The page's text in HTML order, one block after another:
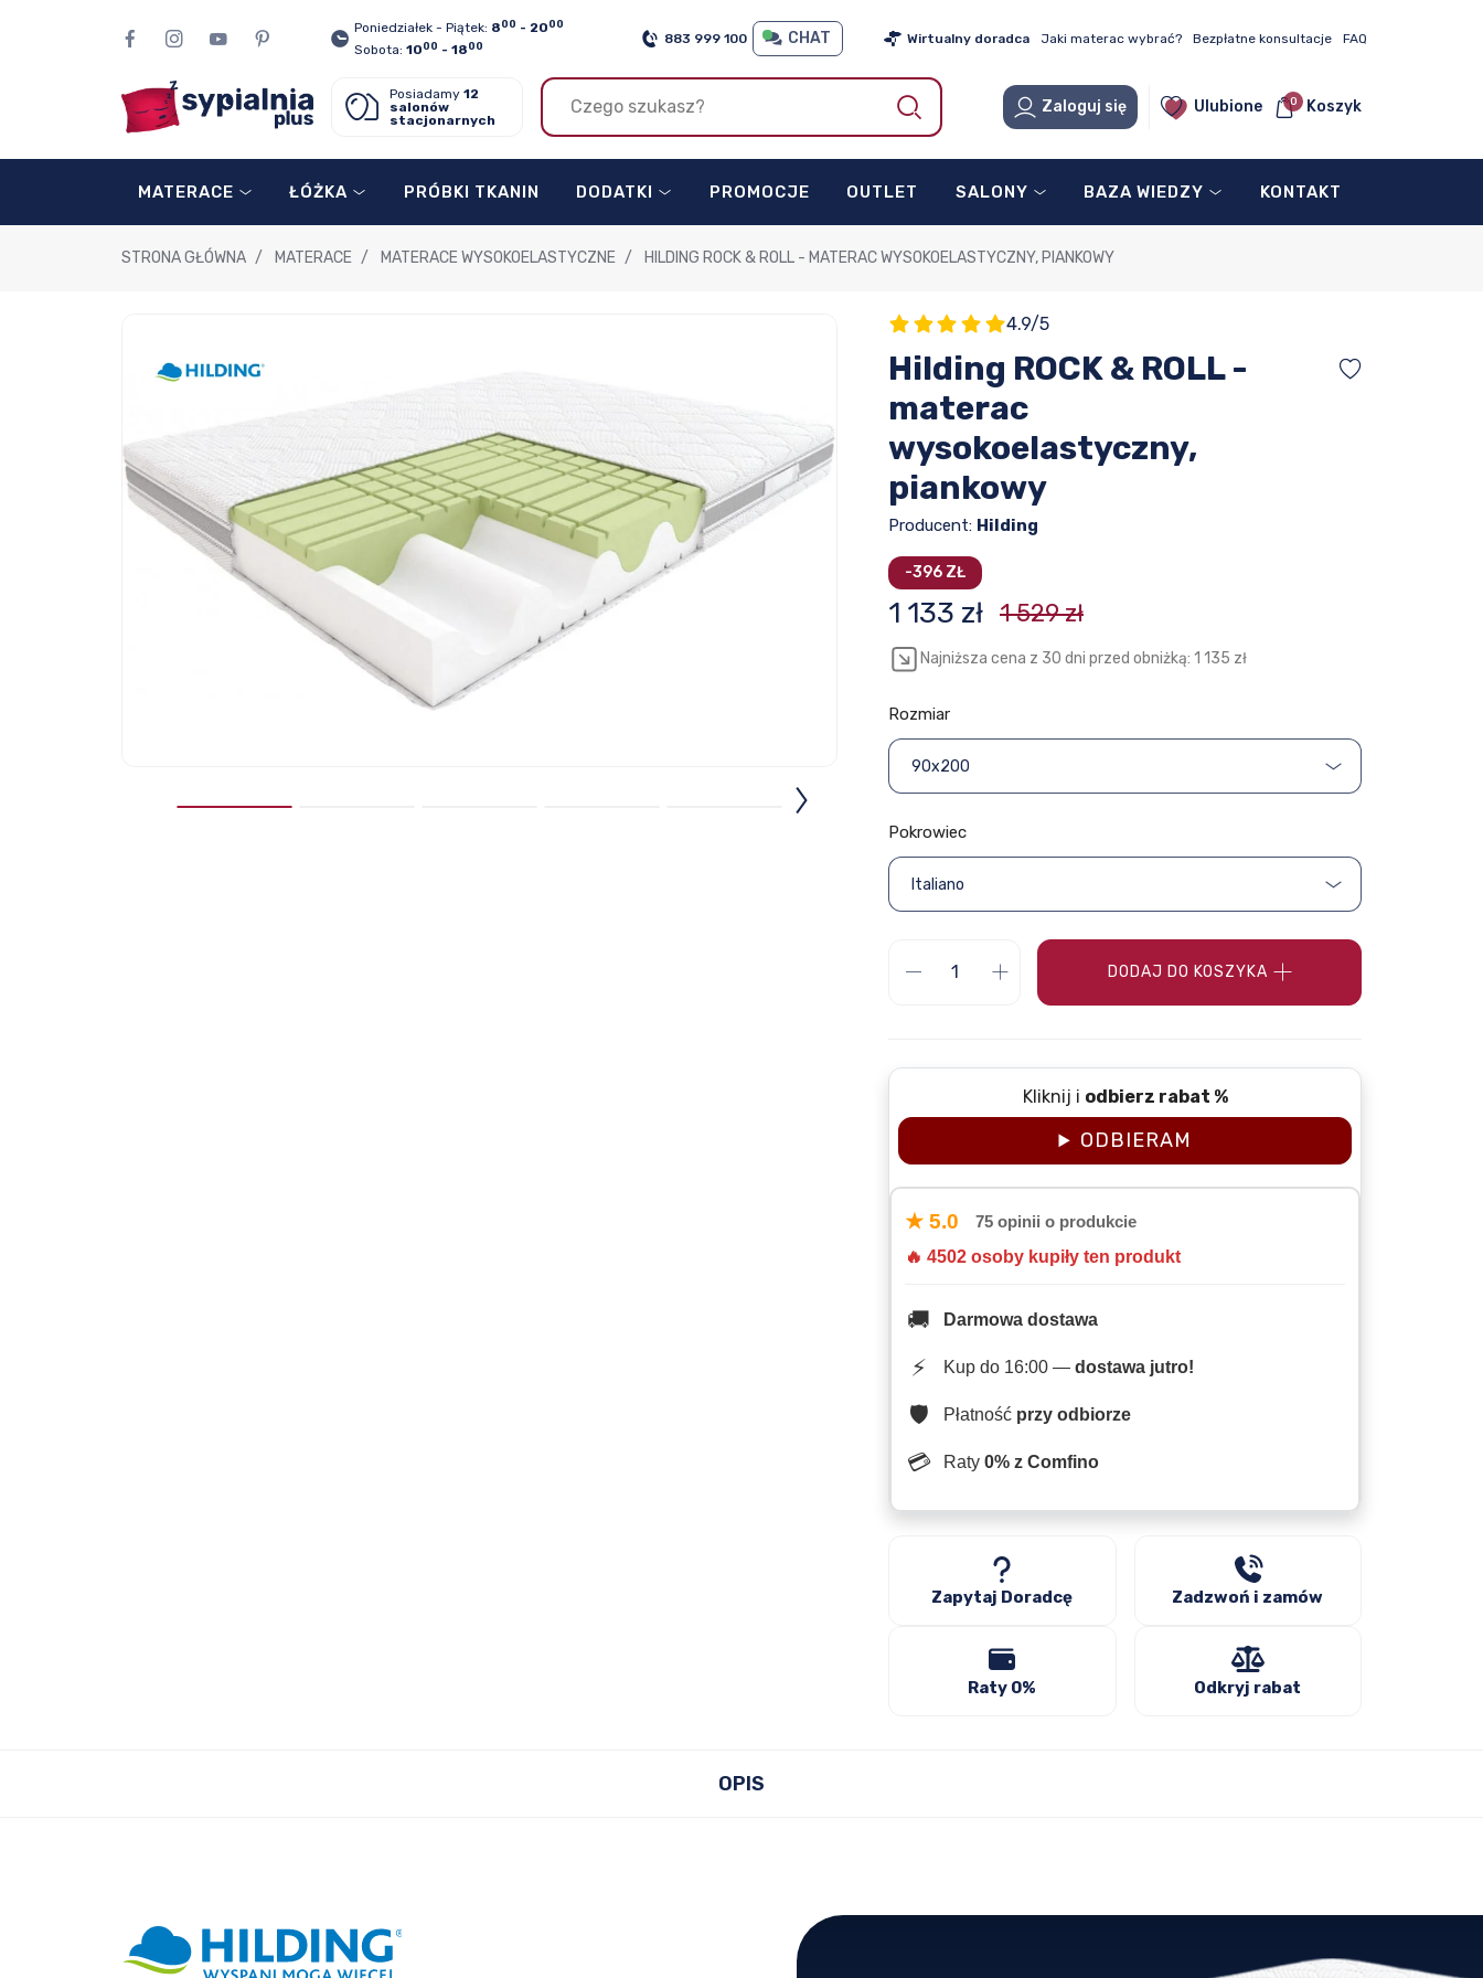
Poniedziałek - Piątek: 8 00 - 20 00
Sobota: 10 00 - 18 00 883 999 100 CHAT Wirtualny doradca Jaki materac wybrać? Bezpłatne konsultacje FAQ
Posiadamy 12
salonów
stacjonarnych
Zaloguj się Ulubione Koszyk
0
MATERACE ŁÓŻKA PRÓBKI TKANIN DODATKI PROMOCJE OUTLET SALONY BAZA WIEDZY KONTAKT
STRONA GŁÓWNA / MATERACE / MATERACE WYSOKOELASTYCZNE / HILDING ROCK & ROLL - MATERAC WYSOKOELASTYCZNY, PIANKOWY
4.9/5
Hilding ROCK & ROLL -
materac
wysokoelastyczny,
piankowy
Producent: Hilding
-396 ZŁ
1 133 zł 1 529 zł
Najniższa cena z 30 dni przed obniżką: 1 135 zł
Rozmiar
90x200
Pokrowiec
Italiano
DODAJ DO KOSZYKA
Kliknij i odbierz rabat %
ODBIERAM
★ 5.0
75 opinii o produkcie
🔥 4502 osoby kupiły ten produkt
🚚 Darmowa dostawa
⚡ Kup do 16:00 — dostawa jutro!
🛡️ Płatność przy odbiorze
💳 Raty 0% z Comfino
Zapytaj Doradcę Zadzwoń i zamów
Raty 0% Odkryj rabat
OPIS